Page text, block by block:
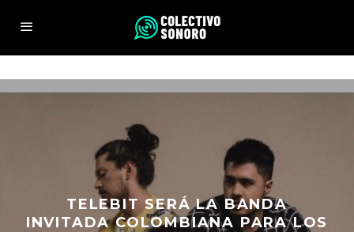
TELEBIT SERÁ LA BANDA
INVITADA COLOMBIANA PARA LOS